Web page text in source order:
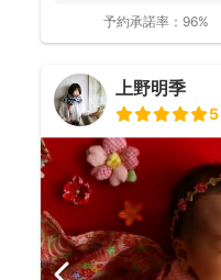
予約承諾率： 96%
上野明季
5